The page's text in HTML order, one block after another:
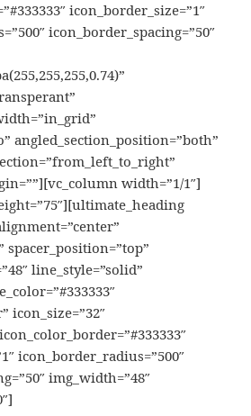
icon_border_size=”1″
icon_border_spacing=”50″
angled_section_position=”both”
width=”1/1″]
spacer_position=”top”
line_style=”solid”
icon_size=”32″
icon_border_radius=”500″
img_width=”48″